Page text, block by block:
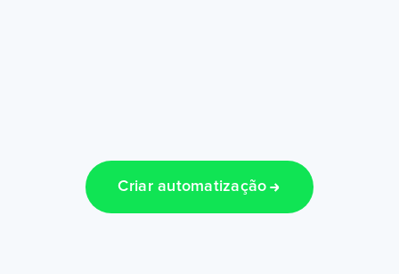
Criar automatização